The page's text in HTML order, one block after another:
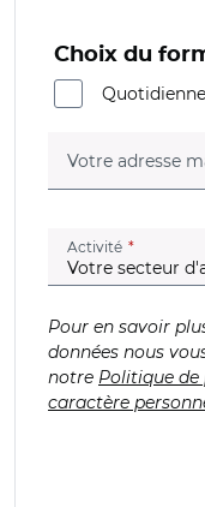
Choix du
Quotidienne
Votre adresse
Activité (champ
Pour en savoir
données nous
notre Politique de
caractère